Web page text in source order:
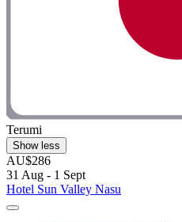
Terumi
Show less
AU$286
31 Aug - 1 Sept
Hotel Sun Valley Nasu